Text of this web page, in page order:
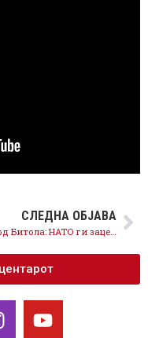
СЛЕДНА ОБЈАВА
Заев од Битола: НАТО ги зацементираа нашите граници засекогаш, извадивме имотен лист во катастарот на Обединетите Нации